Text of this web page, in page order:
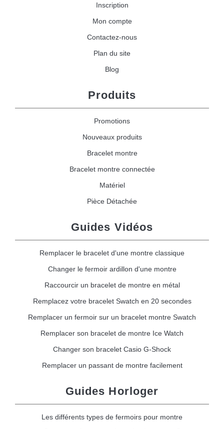
Inscription
Mon compte
Contactez-nous
Plan du site
Blog
Produits
Promotions
Nouveaux produits
Bracelet montre
Bracelet montre connectée
Matériel
Pièce Détachée
Guides Vidéos
Remplacer le bracelet d'une montre classique
Changer le fermoir ardillon d'une montre
Raccourcir un bracelet de montre en métal
Remplacez votre bracelet Swatch en 20 secondes
Remplacer un fermoir sur un bracelet montre Swatch
Remplacer son bracelet de montre Ice Watch
Changer son bracelet Casio G-Shock
Remplacer un passant de montre facilement
Guides Horloger
Les différents types de fermoirs pour montre